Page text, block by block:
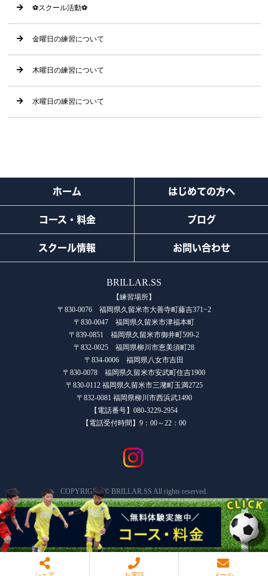
⚽️スクール活動⚽️
金曜日の練習について
木曜日の練習について
水曜日の練習について
ホーム はじめての方へ
コース・料金 ブログ
スクール情報 お問い合わせ
BRILLAR.SS
【練習場所】
〒830-0076 福岡県久留米市大善寺町藤吉371−2
〒830-0047 福岡県久留米市津福本町
〒839-0851 福岡県久留米市御井町599-2
〒832-0025 福岡県柳川市恵美須町28
〒834-0006 福岡県八女市吉田
〒830-0078 福岡県久留米市安武町住吉1900
〒830-0112 福岡県久留米市三潴町玉満2725
〒832-0081 福岡県柳川市西浜武1490
【電話番号】080-3229-2954
【電話受付時間】9：00～22：00
COPYRIGHT © BRILLAR.SS All rights reserved.